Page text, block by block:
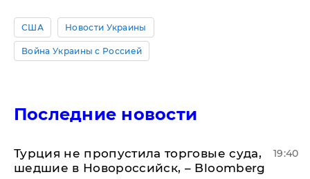
США Новости Украины
Война Украины с Россией
Последние новости
Турция не пропустила торговые суда,
шедшие в Новороссийск, – Bloomberg
19:40